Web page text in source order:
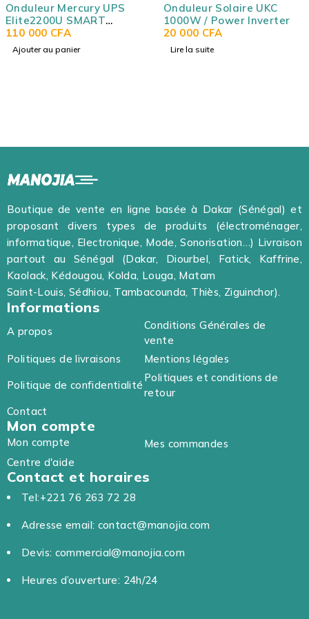
Onduleur Mercury UPS
Elite2200U SMART
(Onduleur intelligent Elite
2200U / Onduleur 2000VA)
110 000 CFA
Ajouter au panier
Onduleur Solaire UKC
1000W / Power Inverter
20 000 CFA
Lire la suite
Boutique de vente en ligne basée à Dakar (Sénégal) et
proposant divers types de produits (électroménager,
informatique, Electronique, Mode, Sonorisation…) Livraison
partout au Sénégal (Dakar, Diourbel, Fatick, Kaffrine,
Kaolack, Kédougou, Kolda, Louga, Matam
Saint-Louis, Sédhiou, Tambacounda, Thiès, Ziguinchor).
Informations
A propos
Conditions Générales de
vente
Politiques de livraisons
Mentions légales
Politique de confidentialité
Politiques et conditions de
retour
Contact
Mon compte
Mon compte
Mes commandes
Centre d'aide
Contact et horaires
Tel:+221 76 263 72 28
Adresse email: contact@manojia.com
Devis: commercial@manojia.com
Heures d’ouverture: 24h/24